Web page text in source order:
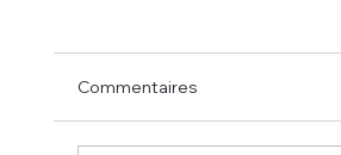
Commentaires